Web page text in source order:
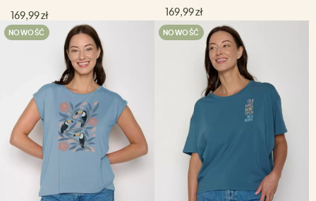
169,99 zł
169,99 zł
NOWOŚĆ NOWOŚĆ